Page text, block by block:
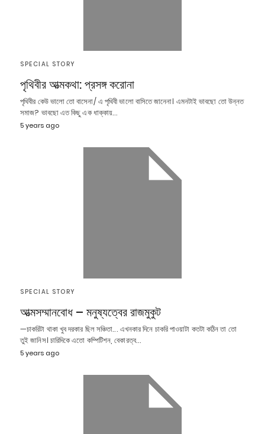
SPECIAL STORY
পৃথিবীর আত্মকথা: প্রসঙ্গ করোনা
পৃথিবীর কেউ ভালো তো বাসেনা/ এ পৃথিবী ভালো বাসিতে জানেনা। এমনটাই ভাবছো তো উন্নত
সমাজ? ভাবছো এত কিছু এক ধাক্কায়…
5 years ago
SPECIAL STORY
আত্মসম্মানবোধ – মনুষ্যত্বের রাজমুকুট
—চাকরিটা থাকা খুব দরকার ছিল সঞ্চিতা... এখনকার দিনে চাকরি পাওয়াটা কতটা কঠিন তা তো
তুই জানিস। চারিদিকে এতো কম্পিটিশন, বেকারত্ব…
5 years ago